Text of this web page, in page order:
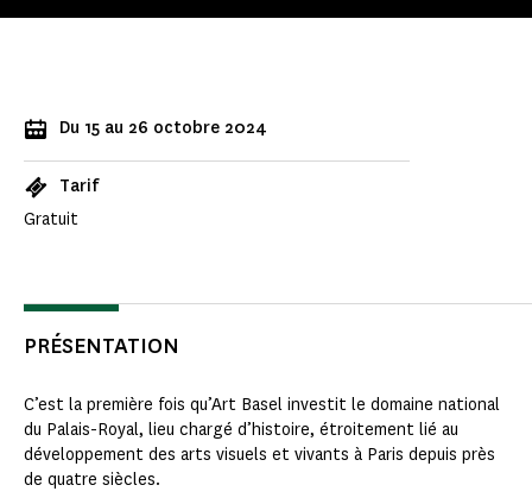
Du 15 au 26 octobre 2024
Tarif
Gratuit
PRÉSENTATION
C’est la première fois qu’Art Basel investit le domaine national
du Palais-Royal, lieu chargé d’histoire, étroitement lié au
développement des arts visuels et vivants à Paris depuis près
de quatre siècles.